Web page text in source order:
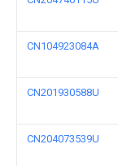
CN104923084A
CN201930588U
CN204073539U